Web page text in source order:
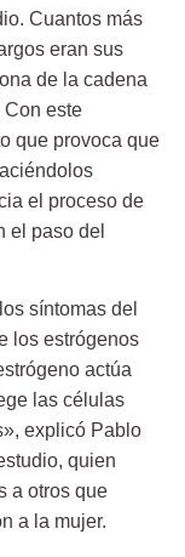
Cuantos más
eran sus
de la cadena
Con este
que provoca que
el proceso de
el paso del
síntomas del
los estrógenos
actúa
las células
explicó Pablo
quien
a otros que
a la mujer.